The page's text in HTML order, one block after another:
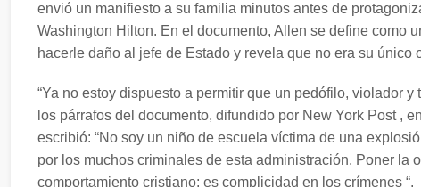
envió un manifiesto a su familia minutos antes de
Washington Hilton. En el documento, Allen se define como
hacerle daño al jefe de Estado y revela que no era su único
“Ya no estoy dispuesto a permitir que un pedófilo, violador
los párrafos del documento, difundido por New York Post ,
escribió: “No soy un niño de escuela víctima de una
por los muchos criminales de esta administración. Poner la
comportamiento cristiano; es complicidad en los crímenes “.